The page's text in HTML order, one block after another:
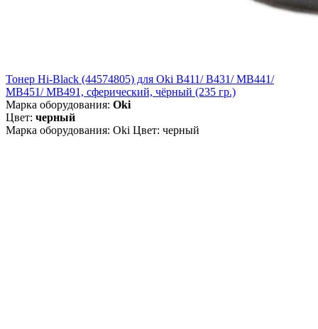
Тонер Hi-Black (44574805) для Oki B411/ B431/ MB441/
MB451/ MB491, сферический, чёрный (235 гр.)
Марка оборудования: Oki
Цвет: черный
Марка оборудования: Oki Цвет: черный